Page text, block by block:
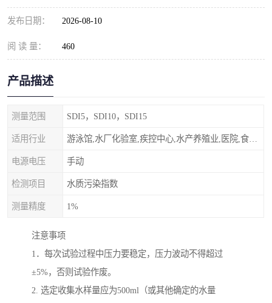
发布日期： 2026-08-10
阅 读 量： 460
产品描述
测量范围 SDI5，SDI10，SDI15
适用行业
电源电压 手动
检测项目 水质污染指数
测量精度 1%
注意事项
1．每次试验过程中压力要稳定，压力波动不得超过
±5%，否则试验作废。
2. 选定收集水样量应为500ml（或其他确定的水量